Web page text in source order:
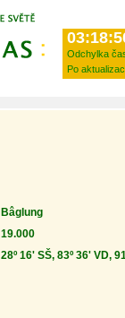
Odchylka
Po
Bâglung
19.000
28º 16' SŠ, 83º 36' VD,